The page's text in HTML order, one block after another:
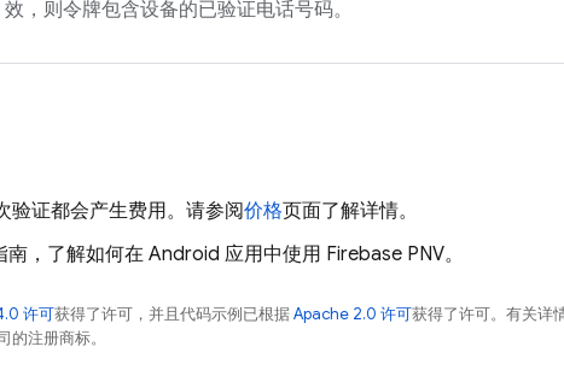
效，则令牌包含设备的已验证电话号码。
验证都会产生费用。请参阅价格页面了解详情。
南，了解如何在 Android 应用中使用 Firebase PNV。
许可获得了许可，并且代码示例已根据Apache 2.0 许可获得了许可。有关详
注册商标。